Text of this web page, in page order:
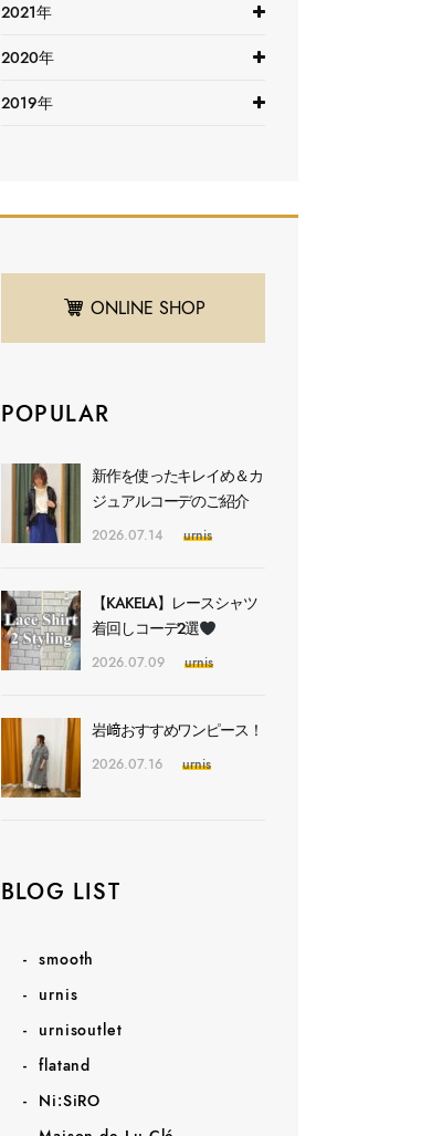
2021年
2020年
2019年
ONLINE SHOP
POPULAR
新作を使ったキレイめ＆カ
ジュアルコーデのご紹介
2026.07.14 urnis
【KAKELA】レースシャツ
着回しコーデ2選
2026.07.09 urnis
岩﨑おすすめワンピース！
2026.07.16 urnis
BLOG LIST
smooth
urnis
urnisoutlet
flatand
Ni:SiRO